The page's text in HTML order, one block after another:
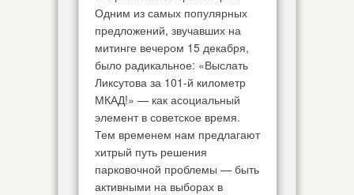
Одним из самых популярных
предложений, звучавших на
митинге вечером 15 декабря,
было радикальное: «Выслать
Ликсутова за 101-й километр
МКАД!» — как асоциальный
элемент в советское время.
Тем временем нам предлагают
хитрый путь решения
парковочной проблемы — быть
активными на выборах в